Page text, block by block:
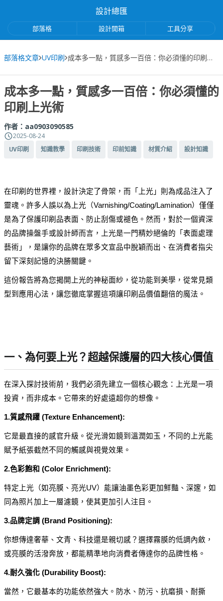
設計總匯
部落格 設計開箱 工具分享
部落格文章 UV印刷 成本多一點，質感多一百倍：你必須懂的印刷上光術
成本多一點，質感多一百倍：你必須懂的
印刷上光術
作者： aa0903090585
2025-08-24
UV印刷 知識教學 印刷技術 印前知識 材質介紹 設計知識
在印刷的世界裡，設計決定了骨架，而「上光」則為成品注入了
靈魂。許多人誤以為上光（Varnishing/Coating/Lamination）僅僅
是為了保護印刷品表面、防止刮傷或褪色。然而，對於一個資深
的品牌操盤手或設計師而言，上光是一門精妙絕倫的「表面處理
藝術」，是讓你的品牌在眾多文宣品中脫穎而出、在消費者指尖
留下深刻記憶的決勝關鍵。
這份報告將為您揭開上光的神秘面紗，從功能到美學，從常見類
型到應用心法，讓您徹底掌握這項讓印刷品價值翻倍的魔法。
一、為何要上光？超越保護層的四大核心價值
在深入探討技術前，我們必須先建立一個核心觀念：上光是一項
投資，而非成本。它帶來的好處遠超你的想像。
1.質感飛躍 (Texture Enhancement):
它是最直接的感官升級。從光滑如鏡到溫潤如玉，不同的上光能
賦予紙張截然不同的觸感與視覺效果。
2.色彩飽和 (Color Enrichment):
特定上光（如亮膜、亮光UV）能讓油墨色彩更加鮮豔、深邃，如
同為照片加上一層濾鏡，使其更加引人注目。
3.品牌定調 (Brand Positioning):
你想傳達奢華、文青、科技還是親切感？選擇霧膜的低調內斂，
或亮膜的活潑奔放，都能精準地向消費者傳達你的品牌性格。
4.耐久強化 (Durability Boost):
當然，它最基本的功能依然強大。防水、防污、抗磨損、耐撕